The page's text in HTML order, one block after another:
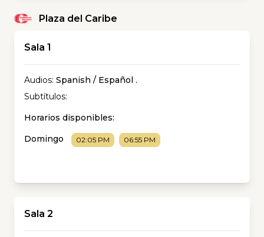
Plaza del Caribe
Sala 1
Audios: Spanish / Español .
Subtítulos:
Horarios disponibles:
Domingo
02:05 PM 06:55 PM
Sala 2